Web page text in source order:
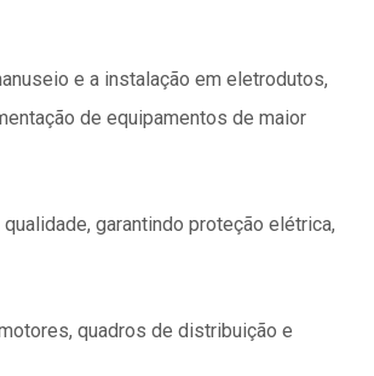
e a instalação em eletrodutos,
de equipamentos de maior
garantindo proteção elétrica,
quadros de distribuição e